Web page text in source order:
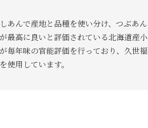
あんで産地と品種を使い分け、つぶあん
最高に良いと評価されている北海道産小
毎年味の官能評価を行っており、久世福
使用しています。